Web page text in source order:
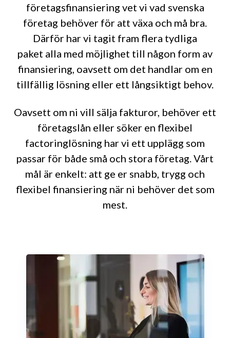
företagsfinansiering vet vi vad svenska
företag behöver för att växa och må bra.
Därför har vi tagit fram flera tydliga
paket alla med möjlighet till någon form av
finansiering, oavsett om det handlar om en
tillfällig lösning eller ett långsiktigt behov.
Oavsett om ni vill sälja fakturor, behöver ett
företagslån eller söker en flexibel
factoringlösning har vi ett upplägg som
passar för både små och stora företag. Vårt
mål är enkelt: att ge er snabb, trygg och
flexibel finansiering när ni behöver det som
mest.